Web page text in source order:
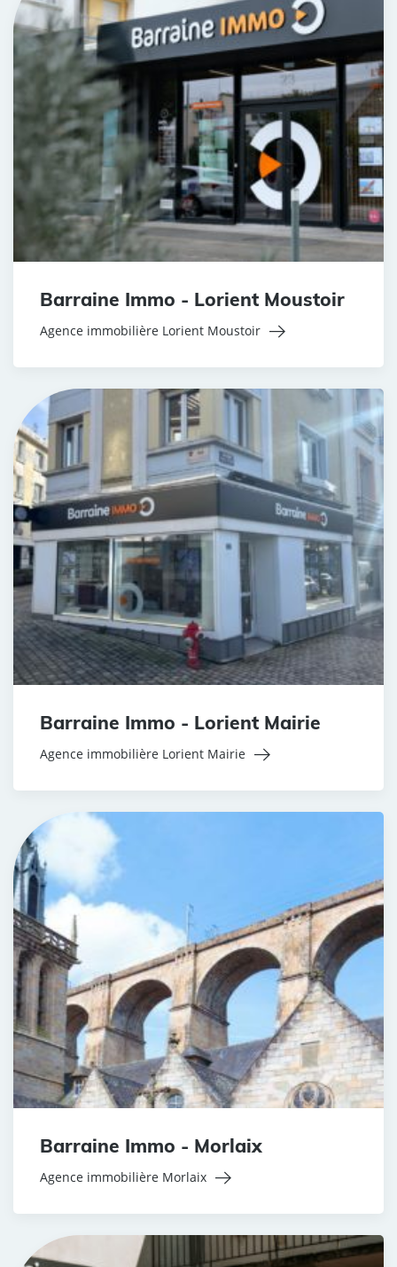
Barraine Immo - Lorient Moustoir
Agence immobilière Lorient Moustoir
Barraine Immo - Lorient Mairie
Agence immobilière Lorient Mairie
Barraine Immo - Morlaix
Agence immobilière Morlaix